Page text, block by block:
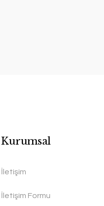
Kurumsal
İletişim
İletişim Formu